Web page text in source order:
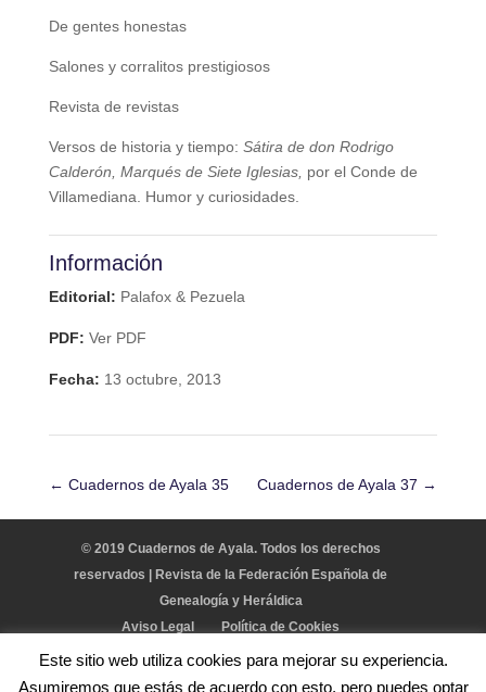
De gentes honestas
Salones y corralitos prestigiosos
Revista de revistas
Versos de historia y tiempo: Sátira de don Rodrigo
Calderón, Marqués de Siete Iglesias, por el Conde de
Villamediana. Humor y curiosidades.
Información
Editorial: Palafox & Pezuela
PDF: Ver PDF
Fecha: 13 octubre, 2013
← Cuadernos de Ayala 35 Cuadernos de Ayala 37 →
© 2019 Cuadernos de Ayala. Todos los derechos
reservados | Revista de la Federación Española de
Genealogía y Heráldica
Aviso Legal
Política de Cookies
Este sitio web utiliza cookies para mejorar su experiencia.
Asumiremos que estás de acuerdo con esto, pero puedes optar